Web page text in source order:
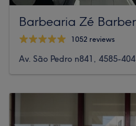
Barbearia Zé
1052 reviews
Av. São Pedro n841, 4585-